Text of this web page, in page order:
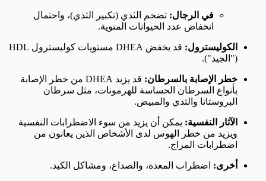
في الرجال: تضخم الثدي (تكبير الثدي)، واحتمال
انخفاض عدد الحيوانات المنوية.
الكوليسترول:
قد يخفض DHEA مستويات كوليسترول HDL
("الجيد").
خطر الإصابة بالسرطان:
قد يزيد DHEA من خطر الإصابة
بأنواع السرطان الحساسة للهرمونات، مثل سرطان
البروستاتا والثدي والمبيض.
الآثار النفسية: يمكن أن يزيد من سوء الاضطرابات النفسية
ويزيد من خطر الهوس لدى الأشخاص الذين يعانون من
اضطرابات المزاج.
أخرى: اضطراب المعدة، والصداع، ومشاكل الكبد.